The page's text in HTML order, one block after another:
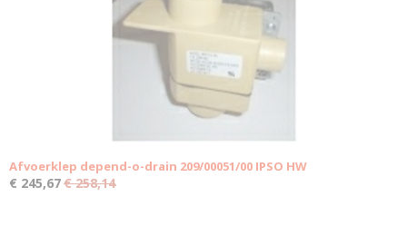
Afvoerklep depend-o-drain 209/00051/00 IPSO HW
€ 245,67€ 258,14